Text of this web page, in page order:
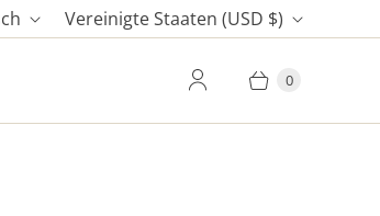
L
D
Vereinigte Staaten (USD $)
0